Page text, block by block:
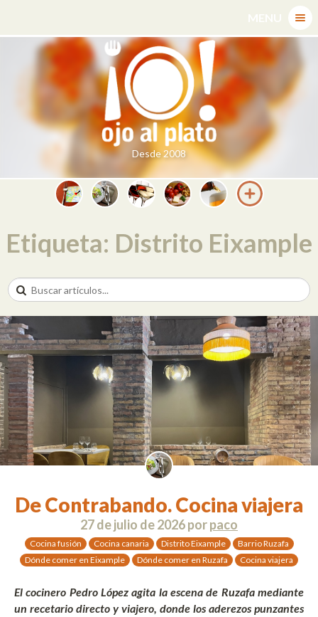
content
MENU
Desde 2008
Etiqueta: Distrito Eixample
De Contrabando. Cocina viajera
27 de julio de 2026porpaco
Cocina fusión Cocina canaria Distrito Eixample
Barrio Ruzafa
Dónde comer en Eixample
Dónde comer en Ruzafa Cocina viajera
El cocinero Pedro López agita la escena de Ruzafa mediante
un recetario directo y viajero, donde los aderezos punzantes